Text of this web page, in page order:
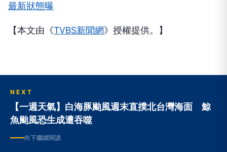
最新狀態曝
【本文由《TVBS新聞網》授權提供。】
NEXT
【一週天氣】白海豚颱風週末直撲北台灣海面 鯨
魚颱風恐生成遭吞噬
向下繼續閱讀